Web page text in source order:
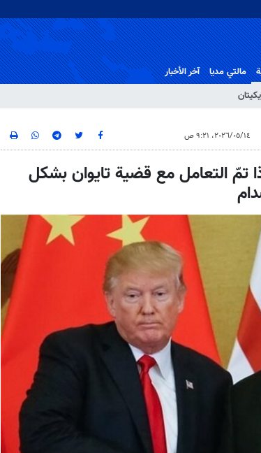
مالتي مدیا آخر الأخبار
١٤‏/٠٥‏/٢٠٢٦، ٩:٢١ ص
تمّ التعامل مع قضية تايوان بشكل